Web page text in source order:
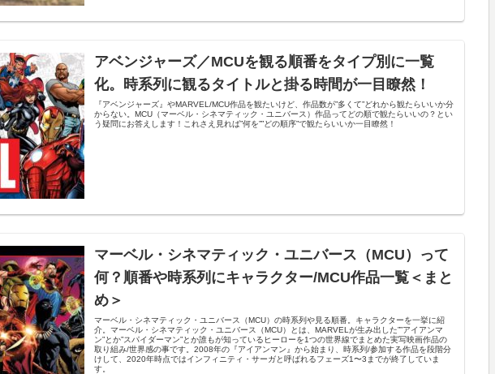
アベンジャーズ／MCUを観る順番をタイプ別に一覧
化。時系列に観るタイトルと掛る時間が一目瞭然！
『アベンジャーズ』やMARVEL/MCU作品を観たいけど、作品数が”多くて”どれから観たらいいか分
からない。MCU（マーベル・シネマティック・ユニバース）作品ってどの順で観たらいいの？とい
う疑問にお答えします！これさえ見れば”何を””どの順序”で観たらいいか一目瞭然！
マーベル・シネマティック・ユニバース（MCU）って
何？順番や時系列にキャラクター/MCU作品一覧＜まと
め＞
マーベル・シネマティック・ユニバース（MCU）の時系列や見る順番。キャラクターを一挙に紹
介。マーベル・シネマティック・ユニバース（MCU）とは、MARVELが生み出した””アイアンマ
ン”とか”スパイダーマン”とか誰もが知っているヒーローを1つの世界線でまとめた実写映画作品の
取り組み/世界感の事です。2008年の『アイアンマン』から始まり、時系列/参加する作品を段階分
けして、2020年時点ではインフィニティ・サーガと呼ばれるフェーズ1〜3までが終了していま
す。